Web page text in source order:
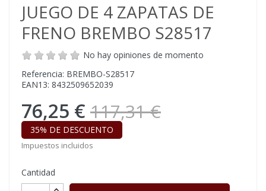
JUEGO DE 4 ZAPATAS DE
FRENO BREMBO S28517
No hay opiniones de momento
Referencia: BREMBO-S28517
EAN13: 8432509652039
76,25 € 117,31 €
35% DE DESCUENTO
Impuestos incluidos
Cantidad